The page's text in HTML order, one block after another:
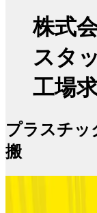
株式
スタ
工場
プラスチッ
搬